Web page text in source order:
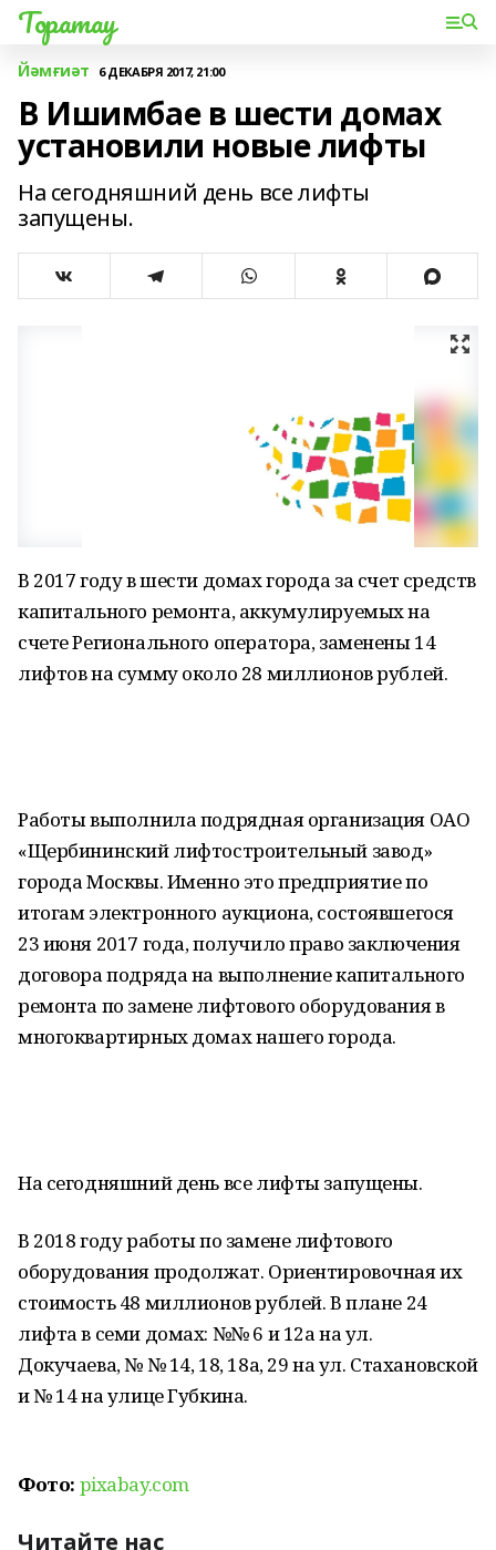
Торатау
Йәмғиәт 6 ДЕКАБРЯ 2017, 21:00
В Ишимбае в шести домах
установили новые лифты
На сегодняшний день все лифты
запущены.
В 2017 году в шести домах города за счет средств
капитального ремонта, аккумулируемых на
счете Регионального оператора, заменены 14
лифтов на сумму около 28 миллионов рублей.
Работы выполнила подрядная организация ОАО
«Щербининский лифтостроительный завод»
города Москвы. Именно это предприятие по
итогам электронного аукциона, состоявшегося
23 июня 2017 года, получило право заключения
договора подряда на выполнение капитального
ремонта по замене лифтового оборудования в
многоквартирных домах нашего города.
На сегодняшний день все лифты запущены.
В 2018 году работы по замене лифтового
оборудования продолжат. Ориентировочная их
стоимость 48 миллионов рублей. В плане 24
лифта в семи домах: №№ 6 и 12а на ул.
Докучаева, № № 14, 18, 18а, 29 на ул. Стахановской
и № 14 на улице Губкина.
Фото: pixabay.com
Читайте нас